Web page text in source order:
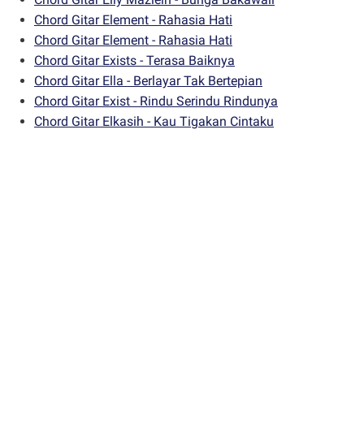
Chord Gitar Element - Rahasia Hati
Chord Gitar Element - Rahasia Hati
Chord Gitar Exists - Terasa Baiknya
Chord Gitar Ella - Berlayar Tak Bertepian
Chord Gitar Exist - Rindu Serindu Rindunya
Chord Gitar Elkasih - Kau Tigakan Cintaku